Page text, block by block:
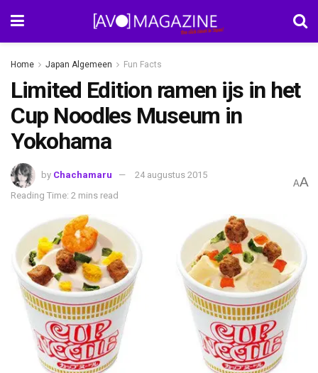
Home Japan Algemeen Fun Facts
Limited Edition ramen ijs in het
Cup Noodles Museum in
Yokohama
by Chachamaru
24 augustus 2015
Reading Time: 2 mins read
AA